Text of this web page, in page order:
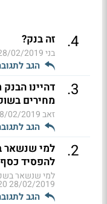
4
. זה בנק?
בני02/2019 21:52
הגב
3
.
דהיינו
מחירים
זאב02/2019 17:32
הגב
2
.
למי שנשאר
להפסיד
למי שנשאר
28/02/2019 16:20
הגב